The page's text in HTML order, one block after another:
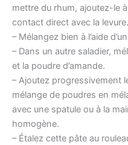
mettre du rhum, ajoutez-le
contact direct avec la levure.
– Mélangez bien à l’aide
– Dans un autre saladier,
et la poudre d’amande.
– Ajoutez progressivement
mélange de poudres en
avec une spatule ou à la
homogène.
– Étalez cette pâte au